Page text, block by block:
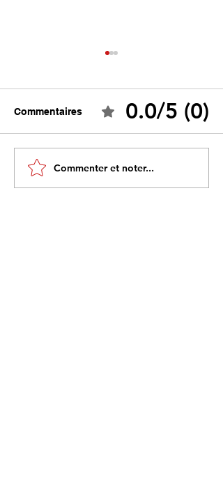
Tebboune face à ses
propres mirages :
Commentaires 0.0/5 (0)
Commenter et noter...